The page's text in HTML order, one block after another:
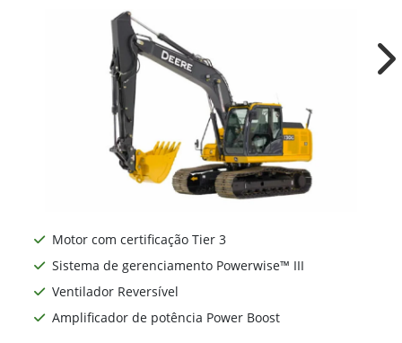
Motor com certificação Tier 3
Sistema de gerenciamento Powerwise™ III
Ventilador Reversível
Amplificador de potência Power Boost